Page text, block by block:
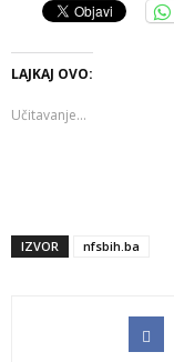
LAJKAJ OVO:
Učitavanje...
IZVOR nfsbih.ba